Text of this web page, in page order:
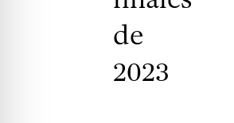
de
2023